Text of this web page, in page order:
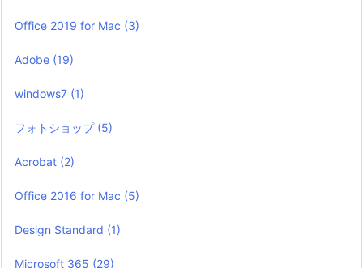
Office 2019 for Mac (3)
Adobe (19)
windows7 (1)
フォトショップ (5)
Acrobat (2)
Office 2016 for Mac (5)
Design Standard (1)
Microsoft 365 (29)